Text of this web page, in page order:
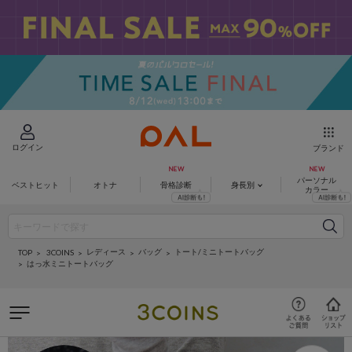
ログイン ブランド
ベストヒット オトナ 骨格診断 身長別
パーソナル
カラー
TOP 3COINS レディース バッグ
トート/ミニトートバッグ
はっ水ミニトートバッグ